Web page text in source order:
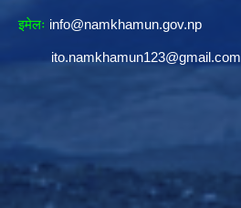
इमेलः info@namkhamun.gov.np
ito.namkhamun123@gmail.com